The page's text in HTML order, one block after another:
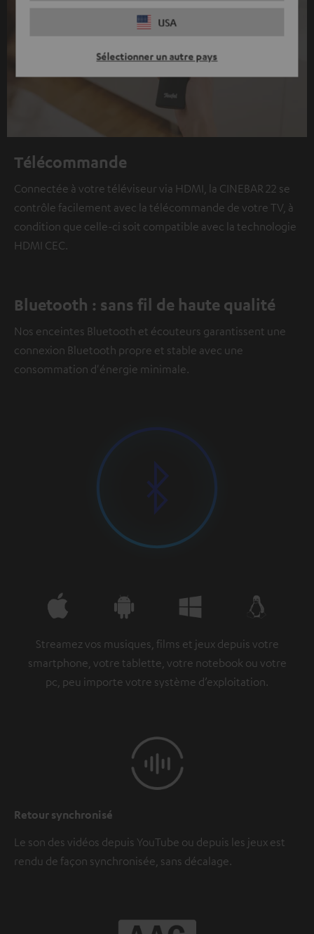
USA
Sélectionner un autre pays
Télécommande
Connectée à votre téléviseur via HDMI, la CINEBAR 22 se
contrôle facilement avec la télécommande de votre TV, à
condition que celle-ci soit compatible avec la technologie
HDMI CEC.
Bluetooth : sans fil de haute qualité
Nos enceintes Bluetooth et écouteurs garantissent une
connexion Bluetooth propre et stable avec une
consommation d'énergie minimale.
Streamez vos musiques, films et jeux depuis votre
smartphone, votre tablette, votre notebook ou votre
pc, peu importe votre système d’exploitation.
Retour synchronisé
Le son des vidéos depuis YouTube ou depuis les jeux est
rendu de façon synchronisée, sans décalage.